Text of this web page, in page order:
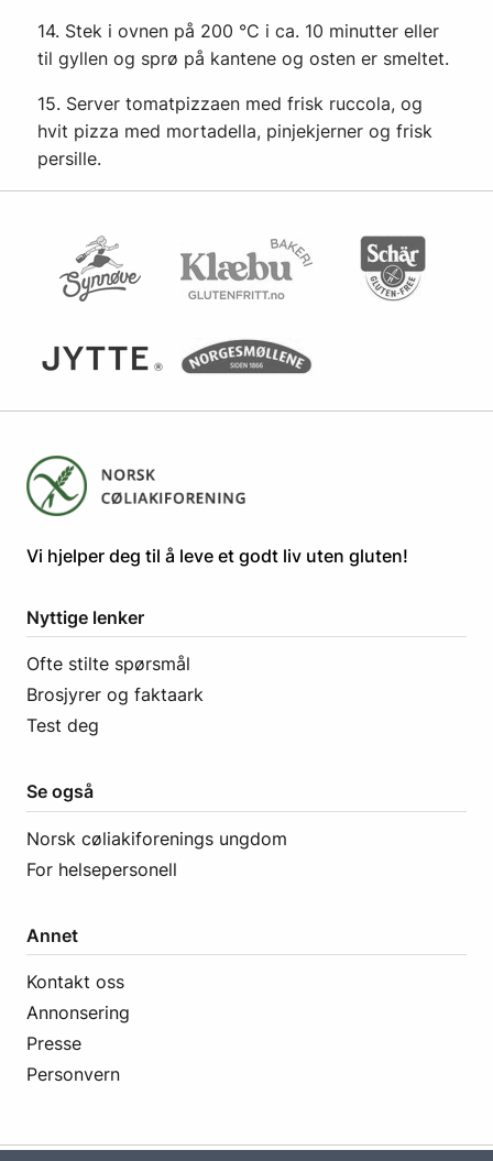
14. Stek i ovnen på 200 °C i ca. 10 minutter eller
til gyllen og sprø på kantene og osten er smeltet.
15. Server tomatpizzaen med frisk ruccola, og
hvit pizza med mortadella, pinjekjerner og frisk
persille.
​​​​Vi hjelper deg til å leve et godt liv uten gluten! ​
Nyttige lenker
Ofte stilte spørsmål
Brosjyrer og faktaark
Test deg
Se også
Norsk cøliakiforenings ungdom
For helsepersonell
Annet
Kontakt oss
Annonsering
Presse
Personvern